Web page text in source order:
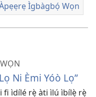
Ìgbàgbọ́ Wọn
Ni Èmi Yóò Lọ”
fi ìdílé rẹ̀ àti ìlú ìbílẹ̀ rẹ̀